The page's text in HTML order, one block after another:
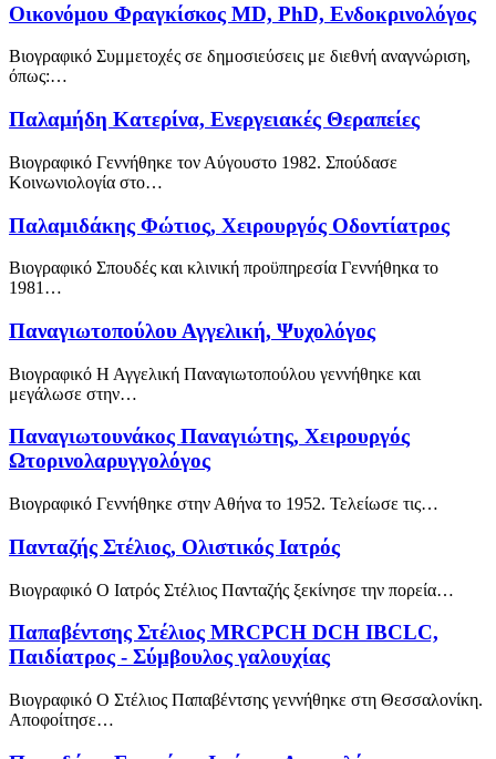
Οικονόμου Φραγκίσκος MD, PhD, Ενδοκρινολόγος
Βιογραφικό Συμμετοχές σε δημοσιεύσεις με διεθνή αναγνώριση,
όπως:…
Παλαμήδη Κατερίνα, Ενεργειακές Θεραπείες
Βιογραφικό Γεννήθηκε τον Αύγουστο 1982. Σπούδασε
Κοινωνιολογία στο…
Παλαμιδάκης Φώτιος, Χειρουργός Οδοντίατρος
Βιογραφικό Σπουδές και κλινική προϋπηρεσία Γεννήθηκα το
1981…
Παναγιωτοπούλου Αγγελική, Ψυχολόγος
Βιογραφικό Η Αγγελική Παναγιωτοπούλου γεννήθηκε και
μεγάλωσε στην…
Παναγιωτουνάκος Παναγιώτης, Χειρουργός
Ωτορινολαρυγγολόγος
Βιογραφικό Γεννήθηκε στην Αθήνα το 1952. Τελείωσε τις…
Πανταζής Στέλιος, Ολιστικός Ιατρός
Βιογραφικό Ο Ιατρός Στέλιος Πανταζής ξεκίνησε την πορεία…
Παπαβέντσης Στέλιος MRCPCH DCH IBCLC,
Παιδίατρος - Σύμβουλος γαλουχίας
Βιογραφικό Ο Στέλιος Παπαβέντσης γεννήθηκε στη Θεσσαλονίκη.
Αποφοίτησε…